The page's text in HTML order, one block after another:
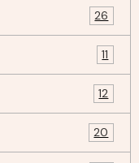
26
11
12
20